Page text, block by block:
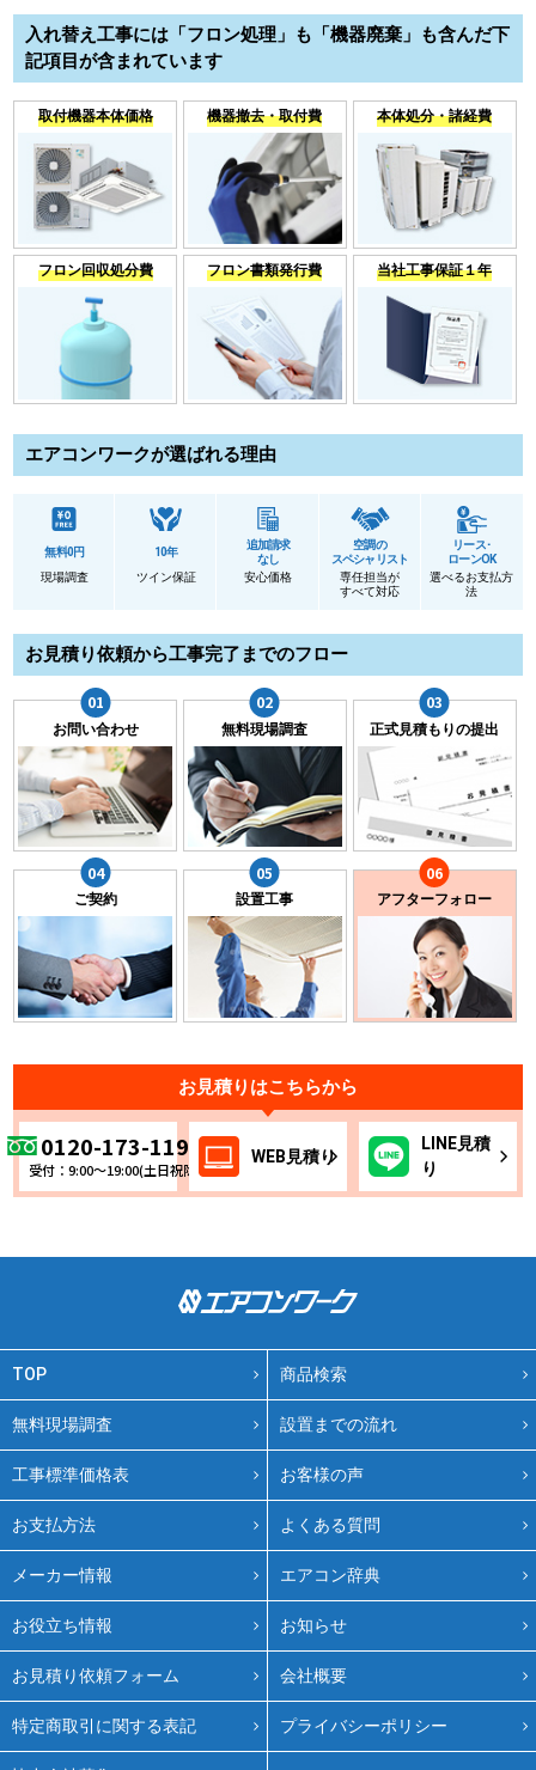
入れ替え工事には「フロン処理」も「機器廃棄」も含んだ下
記項目が含まれています
取付機器本体価格 機器撤去・取付費 本体処分・諸経費
フロン回収処分費 フロン書類発行費 当社工事保証１年
エアコンワークが選ばれる理由
無料0円
現場調査
10年
ツイン保証
追加請求
なし
安心価格
空調の
スペシャリスト
専任担当が
すべて対応
リース･
ローンOK
選べるお支払方
法
お見積り依頼から工事完了までのフロー
お問い合わせ 無料現場調査 正式見積もりの提出
ご契約 設置工事 アフターフォロー
お見積りはこちらから
0120-173-119
受付：9:00～19:00(土日祝除く)
WEB 見積り
LINE見積
り
TOP 商品検索
無料現場調査 設置までの流れ
工事標準価格表 お客様の声
お支払方法 よくある質問
メーカー情報 エアコン辞典
お役立ち情報 お知らせ
お見積り依頼フォーム 会社概要
特定商取引に関する表記 プライバシーポリシー